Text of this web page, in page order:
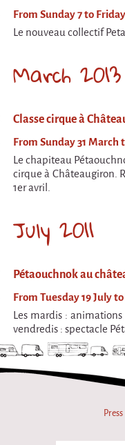
From Sunday 7 to
Le nouveau collectif
March 2013
Classe cirque à
From Sunday 31 March
Le chapiteau
cirque à Châteaugiron.
1er avril.
July 2011
Pétaouchnok au
From Tuesday 19 July
Les mardis :
vendredis : spectacle
Press